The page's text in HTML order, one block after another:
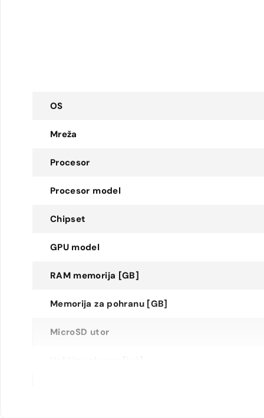
OS
Mreža
Procesor
Procesor model
Chipset
GPU model
RAM memorija [GB]
Memorija za pohranu [GB]
MicroSD utor